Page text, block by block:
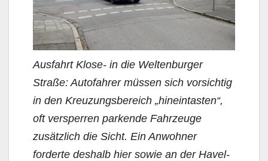
Ausfahrt Klose- in die Weltenburger
Straße: Autofahrer müssen sich vorsichtig
in den Kreuzungsbereich „hineintasten“,
oft versperren parkende Fahrzeuge
zusätzlich die Sicht. Ein Anwohner
forderte deshalb hier sowie an der Havel-